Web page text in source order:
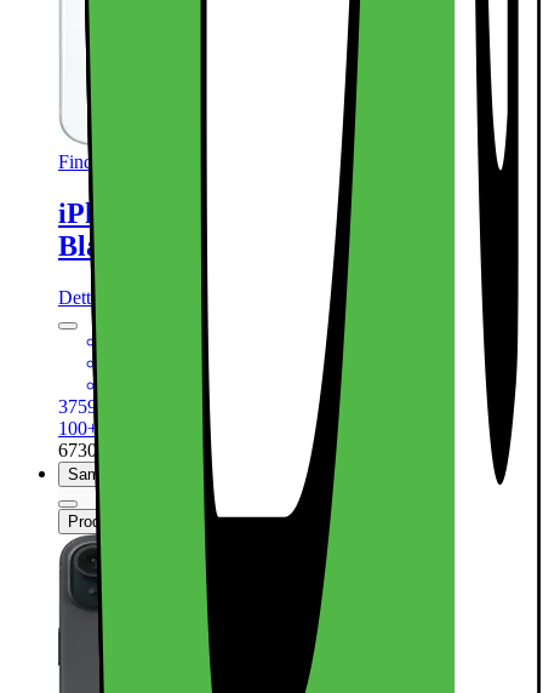
Findes i flere varianter
iPhone 15 – 5G smartphone 128GB
Blå
Dette produkt er blevet bedømt til 4.7 ud af 5 stjerner. 4.7
6,1“ Super Retina XDR-skærm
48MP primært + 12MP ultrawide-kamera
Powerful A16 Bionic CPU med 5G
3759.-
100+ på lager online
| På lager i 48 varehus(e).
673011
Sammenlign
Produktdatablad